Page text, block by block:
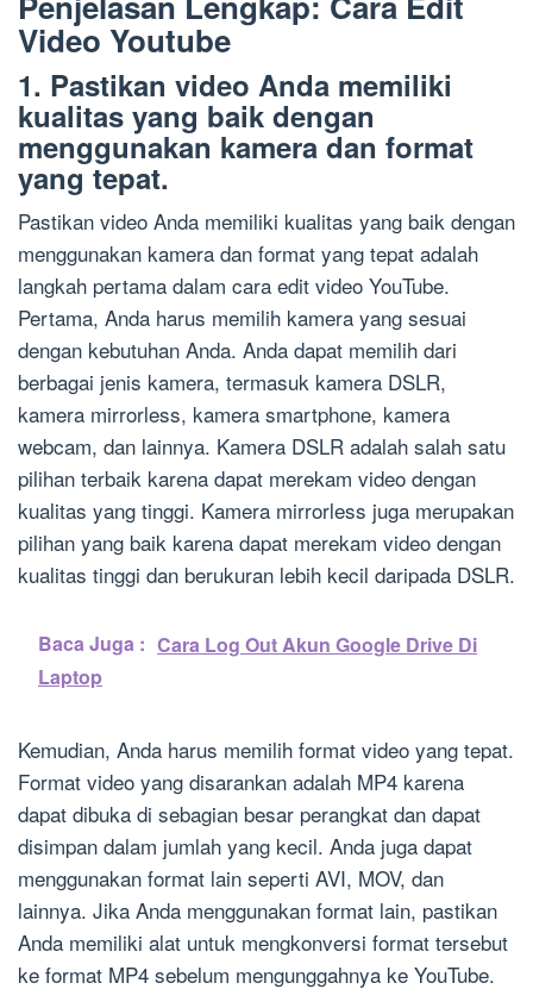
Video Youtube
1. Pastikan video Anda memiliki
kualitas yang baik dengan
menggunakan kamera dan format
yang tepat.
Pastikan video Anda memiliki kualitas yang baik dengan
menggunakan kamera dan format yang tepat adalah
langkah pertama dalam cara edit video YouTube.
Pertama, Anda harus memilih kamera yang sesuai
dengan kebutuhan Anda. Anda dapat memilih dari
berbagai jenis kamera, termasuk kamera DSLR,
kamera mirrorless, kamera smartphone, kamera
webcam, dan lainnya. Kamera DSLR adalah salah satu
pilihan terbaik karena dapat merekam video dengan
kualitas yang tinggi. Kamera mirrorless juga merupakan
pilihan yang baik karena dapat merekam video dengan
kualitas tinggi dan berukuran lebih kecil daripada DSLR.
Baca Juga : Cara Log Out Akun Google Drive Di
Laptop
Kemudian, Anda harus memilih format video yang tepat.
Format video yang disarankan adalah MP4 karena
dapat dibuka di sebagian besar perangkat dan dapat
disimpan dalam jumlah yang kecil. Anda juga dapat
menggunakan format lain seperti AVI, MOV, dan
lainnya. Jika Anda menggunakan format lain, pastikan
Anda memiliki alat untuk mengkonversi format tersebut
ke format MP4 sebelum mengunggahnya ke YouTube.